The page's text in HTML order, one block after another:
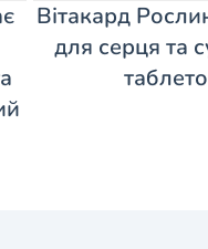
Вітакард
для серця та